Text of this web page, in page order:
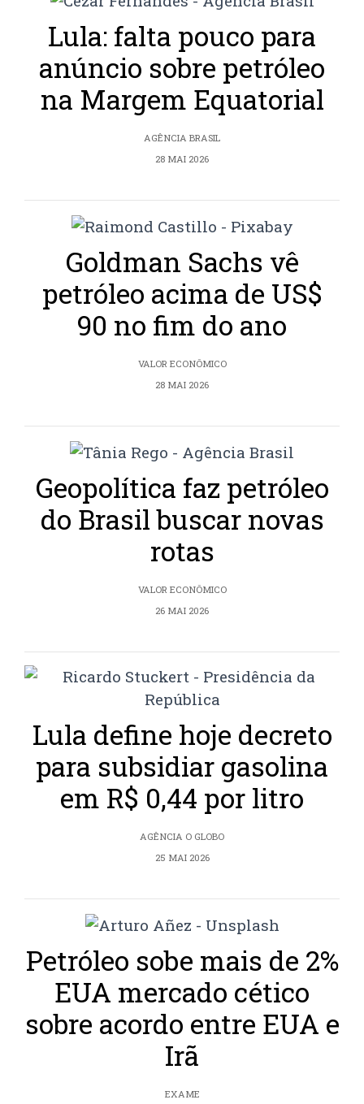
Lula: falta pouco para
anúncio sobre petróleo
na Margem Equatorial
AGÊNCIA BRASIL
28 MAI 2026
Goldman Sachs vê
petróleo acima de US$
90 no fim do ano
VALOR ECONÔMICO
28 MAI 2026
Geopolítica faz petróleo
do Brasil buscar novas
rotas
VALOR ECONÔMICO
26 MAI 2026
Lula define hoje decreto
para subsidiar gasolina
em R$ 0,44 por litro
AGÊNCIA O GLOBO
25 MAI 2026
Petróleo sobe mais de 2%
EUA mercado cético
sobre acordo entre EUA e
Irã
EXAME